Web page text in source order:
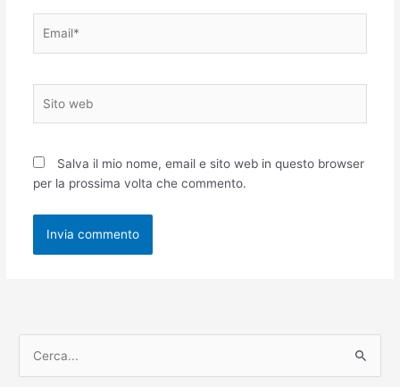
web
Salva il mio nome, email e sito web in questo browser
per la prossima volta che commento.